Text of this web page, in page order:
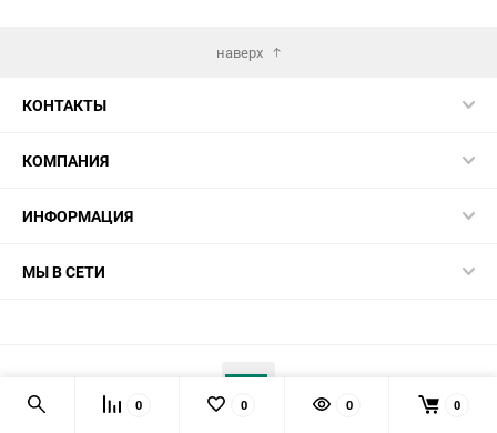
наверх
КОНТАКТЫ
КОМПАНИЯ
ИНФОРМАЦИЯ
МЫ В СЕТИ
0 0 0 0